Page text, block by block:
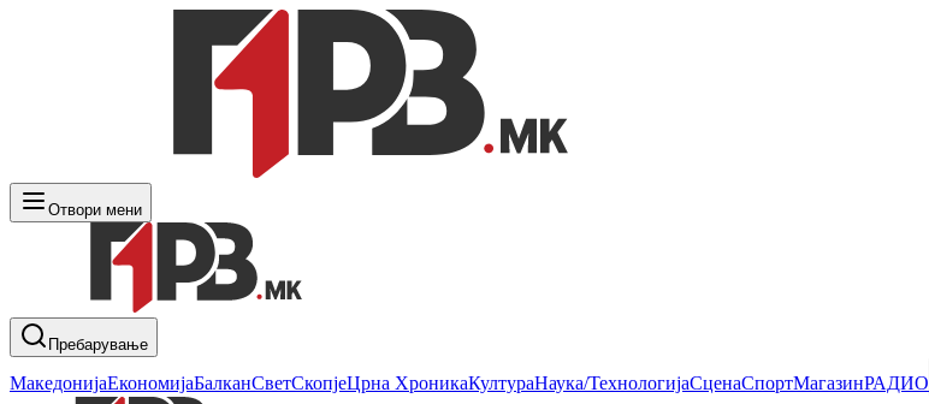
Отвори мени
Пребарување
МакедонијаЕкономијаБалканСветСкопјеЦрна ХроникаКултураНаука/ТехнологијаСценаСпортМагазинРАДИО